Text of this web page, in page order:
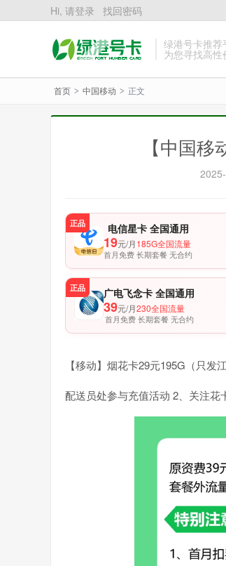
Hi, 请登录 找回密码
绿港号卡推荐
为您寻找高
首页 > 中国移动 > 正文
【中国
正品 电信星卡 全国通用
19元/月185G全国流量
首月免费 长期套餐 无合约
正品 广电飞念卡 全国通用
39元/月230全国流量
首月免费 长期套餐 无合约
【移动】烟花卡29元195G（只发
配送员处参与充值活动 2、关注